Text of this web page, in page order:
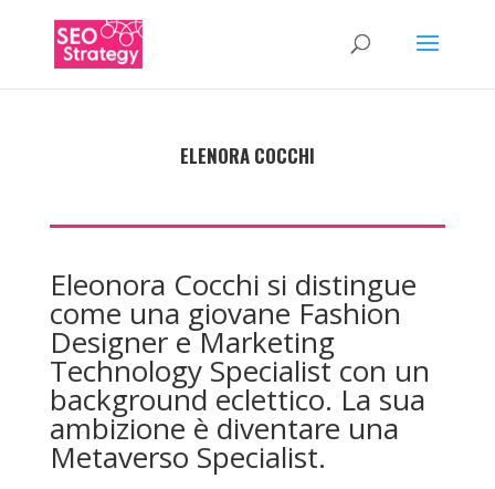
ELENORA COCCHI
Eleonora Cocchi si distingue
come una giovane Fashion
Designer e Marketing
Technology Specialist con un
background eclettico. La sua
ambizione è diventare una
Metaverso Specialist.